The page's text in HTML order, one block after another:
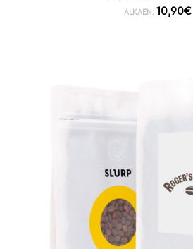
ALKAEN: 10,90€